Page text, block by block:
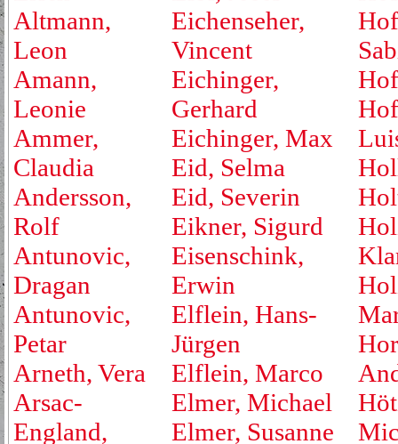
Altmann,
Leon
Amann,
Leonie
Ammer,
Claudia
Andersson,
Rolf
Antunovic,
Dragan
Antunovic,
Petar
Arneth, Vera
Arsac-
England,
Eichenseher,
Vincent
Eichinger,
Gerhard
Eichinger, Max
Eid, Selma
Eid, Severin
Eikner, Sigurd
Eisenschink,
Erwin
Elflein, Hans-
Jürgen
Elflein, Marco
Elmer, Michael
Elmer, Susanne